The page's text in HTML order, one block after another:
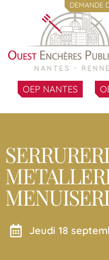
DEMANDE
OEP NANTES
jeudi 18